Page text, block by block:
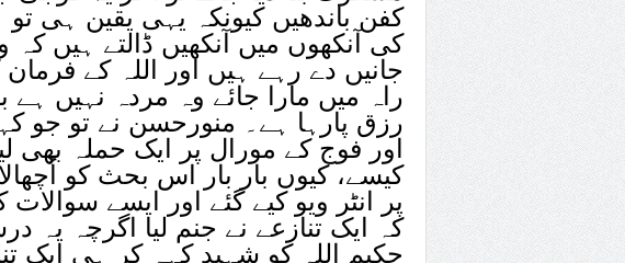
کفن باندھیں کیونکہ یہی یقین ہی
کی آنکھوں میں آنکھیں ڈالتے ہیں کہ
جانیں دے رہے ہیں اور اللہ کے
راہ میں مارا جائے وہ مردہ نہیں ہے
رزق پارہا ہے۔ منورحسن نے تو جو
اور فوج کے مورال پر ایک حملہ بھی
کیسے، کیوں بار بار اس بحث کو
پر انٹر ویو کیے گئے اور ایسے سوالات
کہ ایک تنازعے نے جنم لیا اگرچہ
حکیم اللہ کو شہید کہہ کر ہی ایک